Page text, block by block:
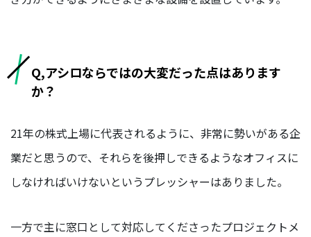
Q,アシロならではの大変だった点はあります
か？
21年の株式上場に代表されるように、非常に勢いがある企
業だと思うので、それらを後押しできるようなオフィスに
しなければいけないというプレッシャーはありました。
一方で主に窓口として対応してくださったプロジェクトメ